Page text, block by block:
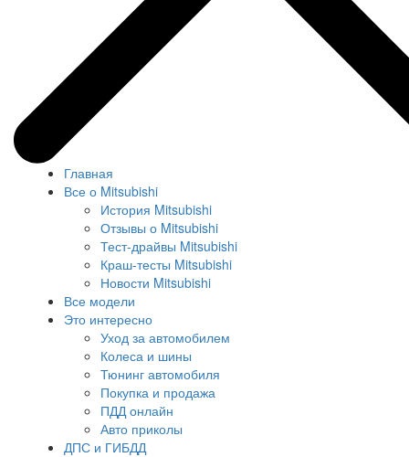
Главная
Все о Mitsubishi
История Mitsubishi
Отзывы о Mitsubishi
Тест-драйвы Mitsubishi
Краш-тесты Mitsubishi
Новости Mitsubishi
Все модели
Это интересно
Уход за автомобилем
Колеса и шины
Тюнинг автомобиля
Покупка и продажа
ПДД онлайн
Авто приколы
ДПС и ГИБДД